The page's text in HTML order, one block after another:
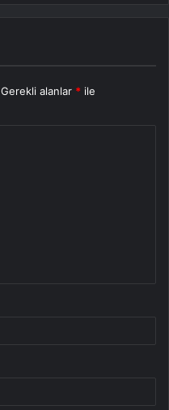
Gerekli alanlar * ile